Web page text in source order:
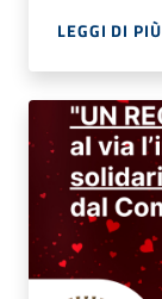
LEGGI DI PIÙ